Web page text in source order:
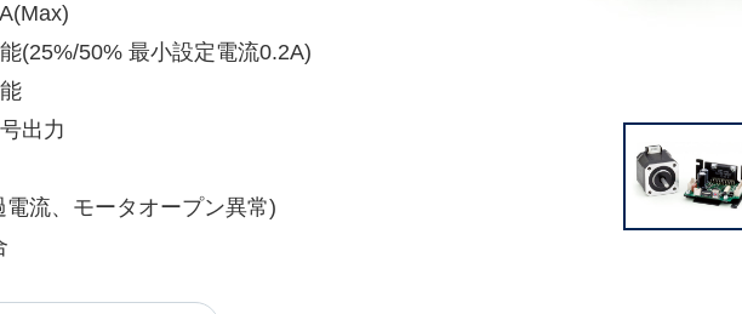
(25%/50% 最小設定電流0.2A)
出力
電流、モータオープン異常)